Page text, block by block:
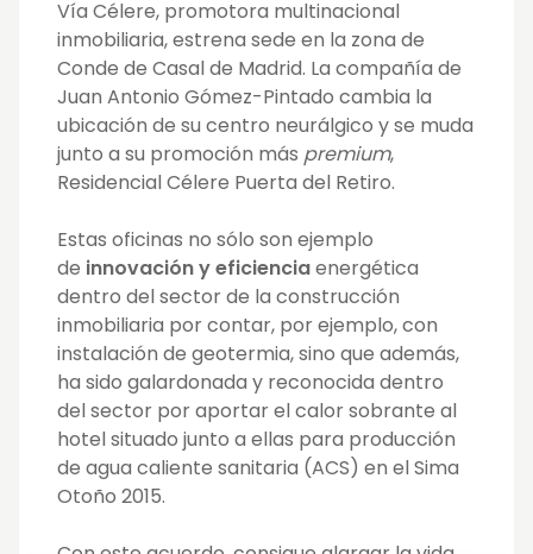
Vía Célere, promotora multinacional
inmobiliaria, estrena sede en la zona de
Conde de Casal de Madrid. La compañía de
Juan Antonio Gómez-Pintado cambia la
ubicación de su centro neurálgico y se muda
junto a su promoción más premium,
Residencial Célere Puerta del Retiro.
Estas oficinas no sólo son ejemplo
de innovación y eficienciaenergética
dentro del sector de la construcción
inmobiliaria por contar, por ejemplo, con
instalación de geotermia, sino que además,
ha sido galardonada y reconocida dentro
del sector por aportar el calor sobrante al
hotel situado junto a ellas para producción
de agua caliente sanitaria (ACS) en el Sima
Otoño 2015.